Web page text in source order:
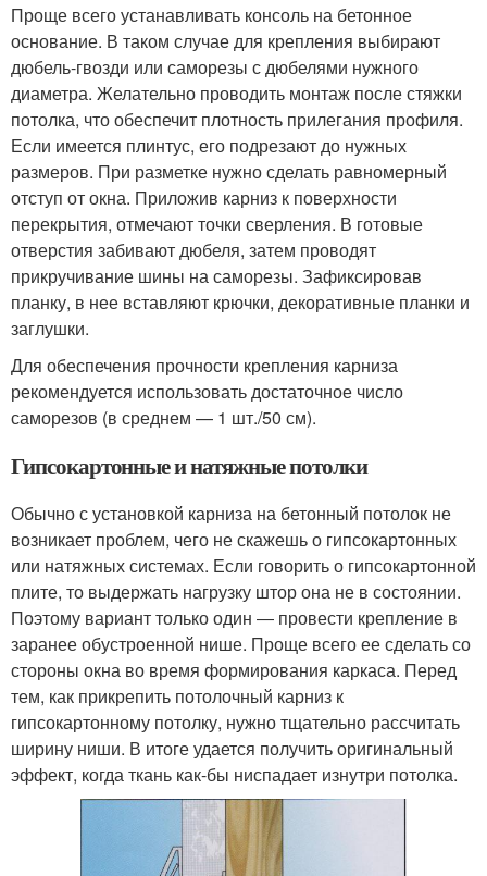
Проще всего устанавливать консоль на бетонное
основание. В таком случае для крепления выбирают
дюбель-гвозди или саморезы с дюбелями нужного
диаметра. Желательно проводить монтаж после стяжки
потолка, что обеспечит плотность прилегания профиля.
Если имеется плинтус, его подрезают до нужных
размеров. При разметке нужно сделать равномерный
отступ от окна. Приложив карниз к поверхности
перекрытия, отмечают точки сверления. В готовые
отверстия забивают дюбеля, затем проводят
прикручивание шины на саморезы. Зафиксировав
планку, в нее вставляют крючки, декоративные планки и
заглушки.
Для обеспечения прочности крепления карниза
рекомендуется использовать достаточное число
саморезов (в среднем — 1 шт./50 см).
Гипсокартонные и натяжные потолки
Обычно с установкой карниза на бетонный потолок не
возникает проблем, чего не скажешь о гипсокартонных
или натяжных системах. Если говорить о гипсокартонной
плите, то выдержать нагрузку штор она не в состоянии.
Поэтому вариант только один ― провести крепление в
заранее обустроенной нише. Проще всего ее сделать со
стороны окна во время формирования каркаса. Перед
тем, как прикрепить потолочный карниз к
гипсокартонному потолку, нужно тщательно рассчитать
ширину ниши. В итоге удается получить оригинальный
эффект, когда ткань как-бы ниспадает изнутри потолка.